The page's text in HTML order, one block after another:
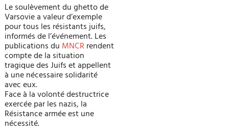
Le soulèvement du ghetto de
Varsovie a valeur d’exemple
pour tous les résistants juifs,
informés de l’événement. Les
publications du MNCR rendent
compte de la situation
tragique des Juifs et appellent
à une nécessaire solidarité
avec eux.
Face à la volonté destructrice
exercée par les nazis, la
Résistance armée est une
nécessité.